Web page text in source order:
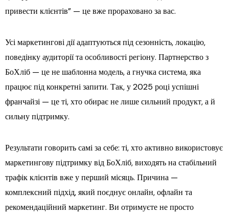
привести клієнтів” — це вже прораховано за вас.
Усі маркетингові дії адаптуються під сезонність, локацію,
поведінку аудиторії та особливості регіону. Партнерство з
БоХліб — це не шаблонна модель, а гнучка система, яка
працює під конкретні запити. Так, у 2025 році успішні
франчайзі — це ті, хто обирає не лише сильний продукт, а й
сильну підтримку.
Результати говорить самі за себе: ті, хто активно використовує
маркетингову підтримку від БоХліб, виходять на стабільний
трафік клієнтів вже у перший місяць. Причина —
комплексний підхід, який поєднує онлайн, офлайн та
рекомендаційний маркетинг. Ви отримуєте не просто